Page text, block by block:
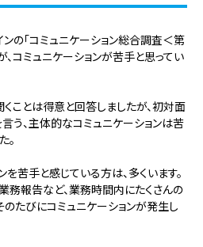
の「コミュニケーション総合調査＜第
、コミュニケーションが苦手と思ってい
ことは得意と回答しましたが、初対面
う、主体的なコミュニケーションは苦
。
を苦手と感じている方は、多くいます。
務報告など、業務時間内にたくさんの
たびにコミュニケーションが発生し